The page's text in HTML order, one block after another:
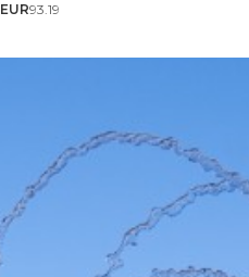
EUR93.19